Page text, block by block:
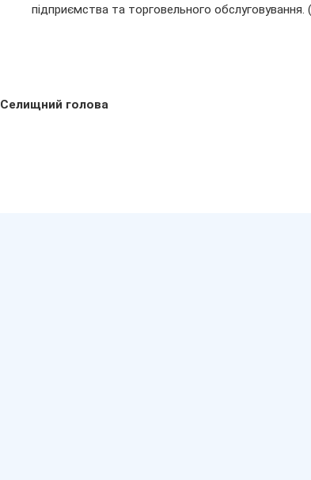
підприємства та торговельного обслуговування.
Селищний голова